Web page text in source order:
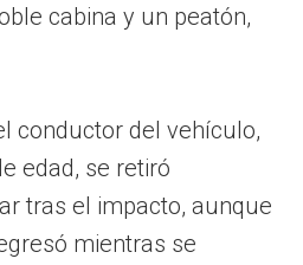
cabina y un peatón,
conductor del vehículo,
edad, se retiró
tras el impacto, aunque
mientras se